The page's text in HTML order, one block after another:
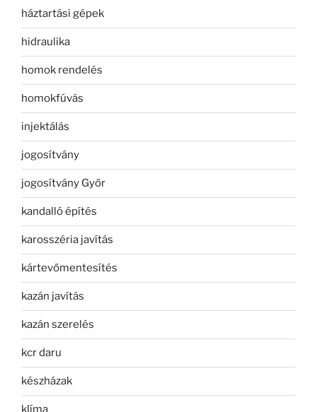
háztartási gépek
hidraulika
homok rendelés
homokfúvás
injektálás
jogosítvány
jogosítvány Győr
kandalló építés
karosszéria javítás
kártevőmentesítés
kazán javítás
kazán szerelés
kcr daru
készházak
klíma